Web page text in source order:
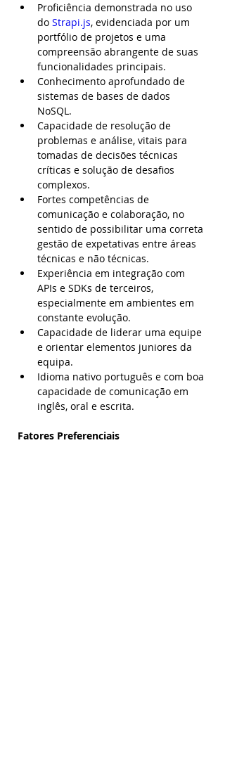
Proficiência demonstrada no uso
do Strapi.js, evidenciada por um
portfólio de projetos e uma
compreensão abrangente de suas
funcionalidades principais.
Conhecimento aprofundado de
sistemas de bases de dados
NoSQL.
Capacidade de resolução de
problemas e análise, vitais para
tomadas de decisões técnicas
críticas e solução de desafios
complexos.
Fortes competências de
comunicação e colaboração, no
sentido de possibilitar uma correta
gestão de expetativas entre áreas
técnicas e não técnicas.
Experiência em integração com
APIs e SDKs de terceiros,
especialmente em ambientes em
constante evolução.
Capacidade de liderar uma equipe
e orientar elementos juniores da
equipa.
Idioma nativo português e com boa
capacidade de comunicação em
inglês, oral e escrita.
Fatores Preferenciais